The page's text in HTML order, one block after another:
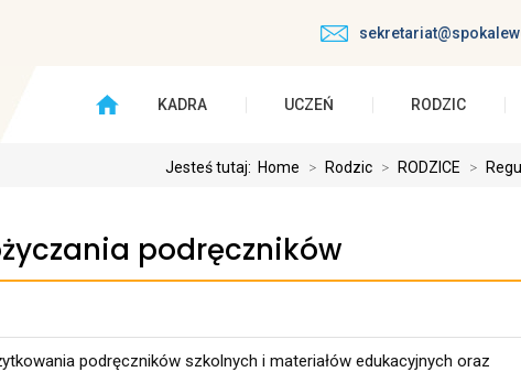
KADRA UCZEŃ RODZIC
Jesteś tutaj: Home > Rodzic > RODZICE >
podręczników
podręczników szkolnych i materiałów edukacyjnych oraz